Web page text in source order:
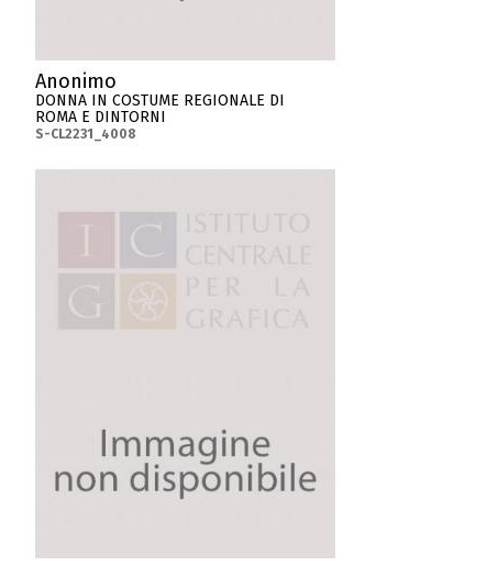
Anonimo
DONNA IN COSTUME REGIONALE DI
ROMA E DINTORNI
S-CL2231_4008